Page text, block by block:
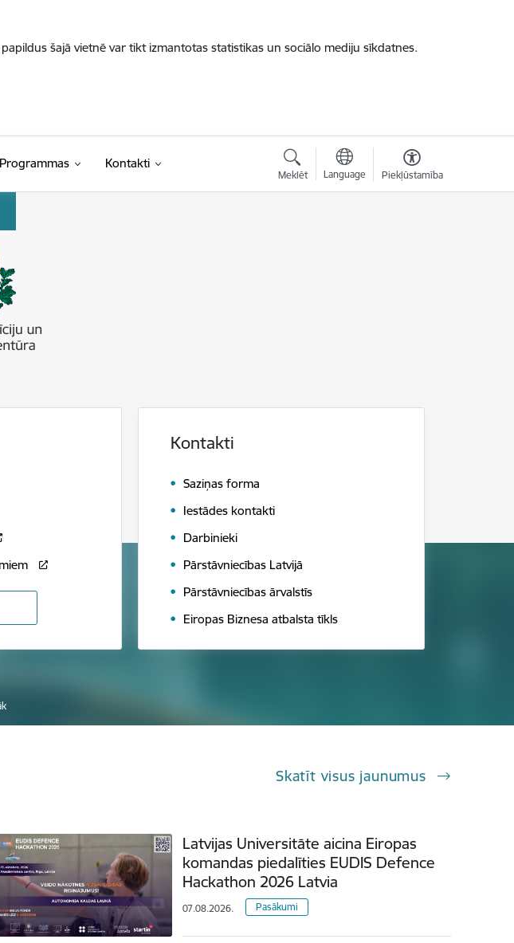
šajā vietnē var tikt izmantotas statistikas un sociālo mediju sīkdatnes.
Programmas Kontakti
Meklēt Language Piekļūstamība
Kontakti
Saziņas forma
Iestādes kontakti
Darbinieki
Pārstāvniecības Latvijā
Pārstāvniecības ārvalstīs
Eiropas Biznesa atbalsta tīkls
Skatīt visus jaunumus
Latvijas Universitāte aicina Eiropas
komandas piedalīties EUDIS Defence
Hackathon 2026 Latvia
07.08.2026. Pasākumi